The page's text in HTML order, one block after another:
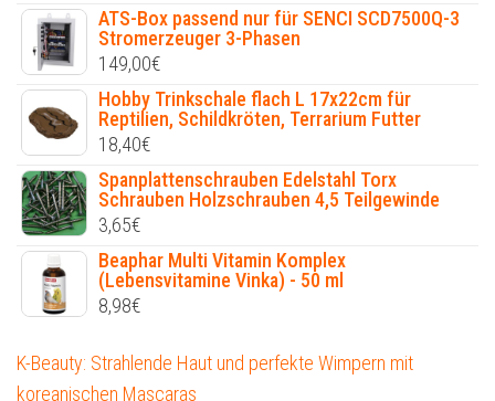
ATS-Box passend nur für SENCI SCD7500Q-3
Stromerzeuger 3-Phasen
149,00€
Hobby Trinkschale flach L 17x22cm für
Reptilien, Schildkröten, Terrarium Futter
18,40€
Spanplattenschrauben Edelstahl Torx
Schrauben Holzschrauben 4,5 Teilgewinde
3,65€
Beaphar Multi Vitamin Komplex
(Lebensvitamine Vinka) - 50 ml
8,98€
K-Beauty: Strahlende Haut und perfekte Wimpern mit
koreanischen Mascaras